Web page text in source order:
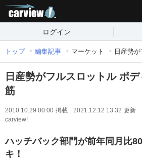
ログイン
トップ 編集記事 マーケット 日産勢
日産勢がフルスロットル ボ
筋
2010.10.29 00:00 掲載 2021.12.12 13:32 更新
carview!
ハッチバック部門が前年同月比
キ！